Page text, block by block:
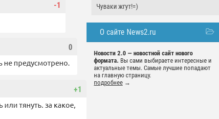
Чуваки жгут!=)
О сайте News2.ru
Новости 2.0 — новостной сайт нового
формата. Вы сами выбираете интересные и
актуальные темы. Самые лучшие попадают
на главную страницу.
подробнее →
-1
0
не предусмотрено.
+1
тянуть. за какое,